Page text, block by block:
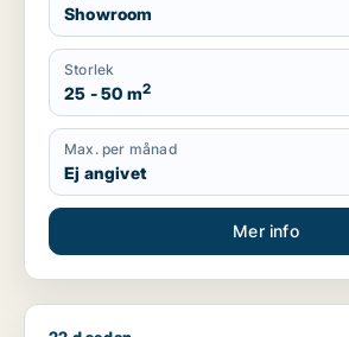
Showroom
Storlek
25 - 50 m2
Max. per månad
Ej angivet
Mer info